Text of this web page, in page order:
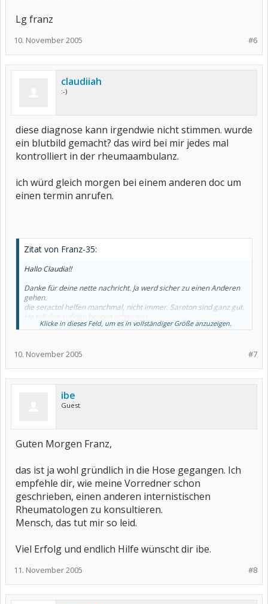
Lg franz
#6
10. November 2005
claudiiah
:-)
diese diagnose kann irgendwie nicht stimmen. wurde
ein blutbild gemacht? das wird bei mir jedes mal
kontrolliert in der rheumaambulanz.
ich würd gleich morgen bei einem anderen doc um
einen termin anrufen.
Zitat von Franz-35:
Hallo Claudia!!
Danke für deine nette nachricht. Ja werd sicher zu einen Anderen
gehen.
die seractol helfen manchmal, nicht immer. Saroton sind ganz gut.
He toll das auf den bergen schön war.
Glaube auch das die diagnose total falsch ist.
Klicke in dieses Feld, um es in vollständiger Größe anzuzeigen.
#7
10. November 2005
ibe
Guest
Guten Morgen Franz,
das ist ja wohl gründlich in die Hose gegangen. Ich
empfehle dir, wie meine Vorredner schon
geschrieben, einen anderen internistischen
Rheumatologen zu konsultieren.
Mensch, das tut mir so leid.
Viel Erfolg und endlich Hilfe wünscht dir ibe.
#8
11. November 2005